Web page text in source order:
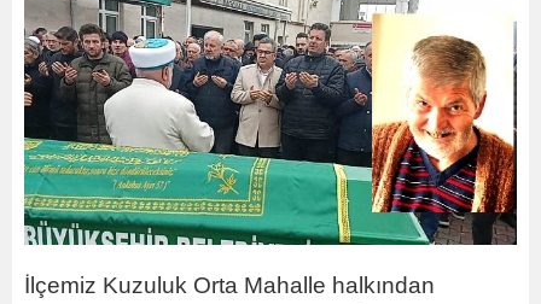
İlçemiz Kuzuluk Orta Mahalle halkından